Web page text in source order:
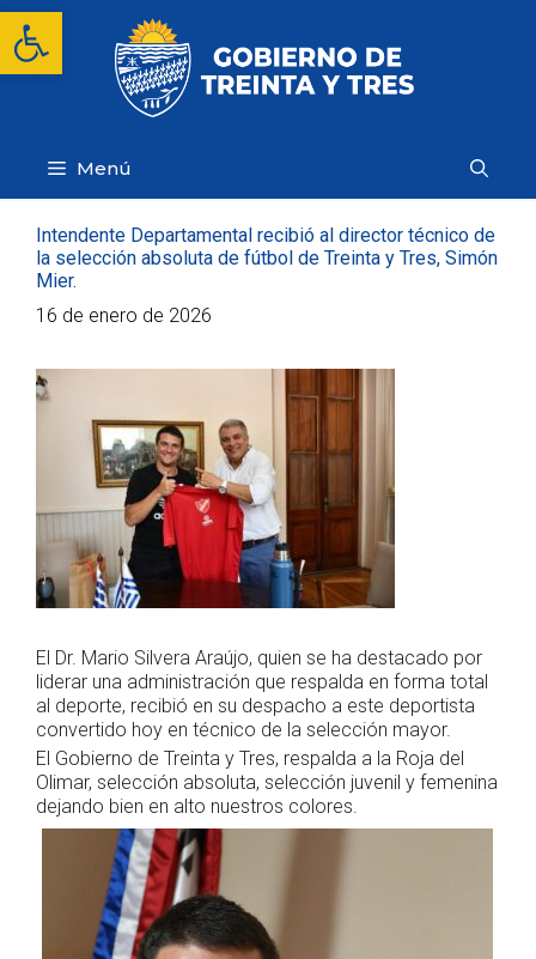
Abrir barra de herramientas
Saltar
contenido
Menú
Intendente Departamental recibió al director técnico de
la selección absoluta de fútbol de Treinta y Tres, Simón
Mier.
16 de enero de 2026
El Dr. Mario Silvera Araújo, quien se ha destacado por
liderar una administración que respalda en forma total
al deporte, recibió en su despacho a este deportista
convertido hoy en técnico de la selección mayor.
El Gobierno de Treinta y Tres, respalda a la Roja del
Olimar, selección absoluta, selección juvenil y femenina
dejando bien en alto nuestros colores.